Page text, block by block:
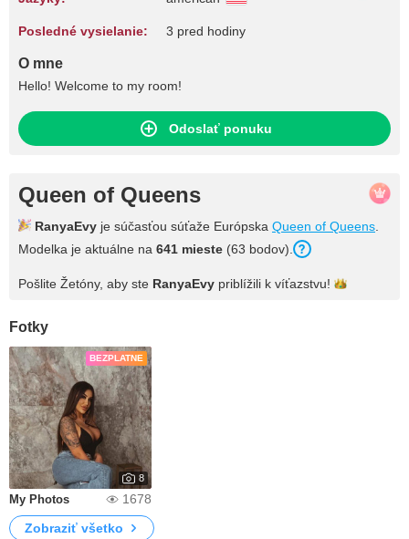
Posledné vysielanie: 3 pred hodiny
O mne
Hello! Welcome to my room!
Odoslať ponuku
Queen of Queens
RanyaEvy je súčasťou súťaže Európska Queen of Queens
Modelka je aktuálne na 641 mieste (63 bodov).
Pošlite Žetóny, aby ste RanyaEvy priblížili k víťazstvu!
Fotky
BEZPLATNE
8
My Photos
1678
Zobraziť všetko